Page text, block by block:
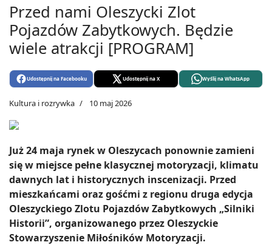
Przed nami Oleszycki Zlot
Pojazdów Zabytkowych. Będzie
wiele atrakcji [PROGRAM]
Udostępnij na Facebooku Udostępnij na X Wyślij na WhatsApp
Kultura i rozrywka 10 maj 2026
Już 24 maja rynek w Oleszycach ponownie zamieni
się w miejsce pełne klasycznej motoryzacji, klimatu
dawnych lat i historycznych inscenizacji. Przed
mieszkańcami oraz gośćmi z regionu druga edycja
Oleszyckiego Zlotu Pojazdów Zabytkowych „Silniki
Historii”, organizowanego przez Oleszyckie
Stowarzyszenie Miłośników Motoryzacji.